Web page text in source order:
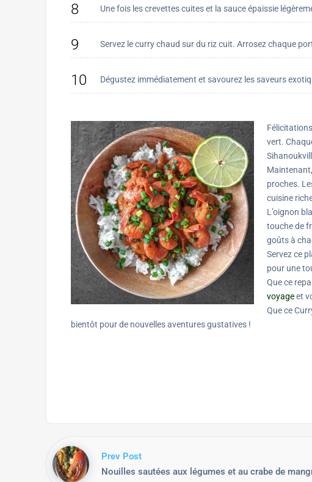
8 Une fois les crevettes cuites et la sauce épaissie
9 Servez le curry chaud sur du riz cuit. Arrosez chaque
10 Dégustez immédiatement et savourez les saveurs
vert.
proches.
cuisine
L’oignon
touche de
goûts à
Servez ce
pour une
Que ce
voyageet
Que ce
bientôt pour de nouvelles aventures gustatives !
Prev Post
Nouilles sautées aux légumes et au crabe de